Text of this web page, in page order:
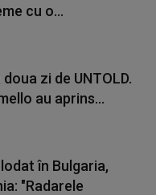
cu o...
zi de UNTOLD.
au aprins...
în Bulgaria,
"Radarele